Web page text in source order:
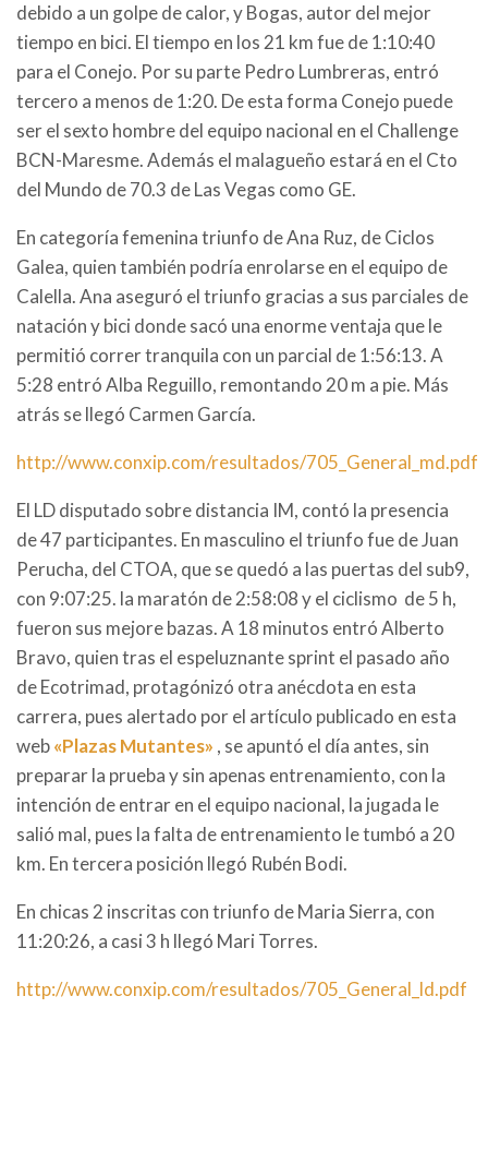
debido a un golpe de calor, y Bogas, autor del mejor
tiempo en bici. El tiempo en los 21 km fue de 1:10:40
para el Conejo. Por su parte Pedro Lumbreras, entró
tercero a menos de 1:20. De esta forma Conejo puede
ser el sexto hombre del equipo nacional en el Challenge
BCN-Maresme. Además el malagueño estará en el Cto
del Mundo de 70.3 de Las Vegas como GE.
En categoría femenina triunfo de Ana Ruz, de Ciclos
Galea, quien también podría enrolarse en el equipo de
Calella. Ana aseguró el triunfo gracias a sus parciales de
natación y bici donde sacó una enorme ventaja que le
permitió correr tranquila con un parcial de 1:56:13. A
5:28 entró Alba Reguillo, remontando 20 m a pie. Más
atrás se llegó Carmen García.
http://www.conxip.com/resultados/705_General_md.pdf
El LD disputado sobre distancia IM, contó la presencia
de 47 participantes. En masculino el triunfo fue de Juan
Perucha, del CTOA, que se quedó a las puertas del sub9,
con 9:07:25. la maratón de 2:58:08 y el ciclismo de 5 h,
fueron sus mejore bazas. A 18 minutos entró Alberto
Bravo, quien tras el espeluznante sprint el pasado año
de Ecotrimad, protagónizó otra anécdota en esta
carrera, pues alertado por el artículo publicado en esta
web«Plazas Mutantes» , se apuntó el día antes, sin
preparar la prueba y sin apenas entrenamiento, con la
intención de entrar en el equipo nacional, la jugada le
salió mal, pues la falta de entrenamiento le tumbó a 20
km. En tercera posición llegó Rubén Bodi.
En chicas 2 inscritas con triunfo de Maria Sierra, con
11:20:26, a casi 3 h llegó Mari Torres.
http://www.conxip.com/resultados/705_General_ld.pdf